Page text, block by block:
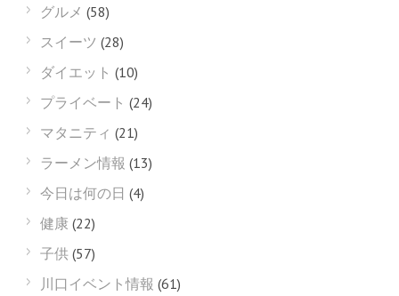
グルメ (58)
スイーツ (28)
ダイエット (10)
プライベート (24)
マタニティ (21)
ラーメン情報 (13)
今日は何の日 (4)
健康 (22)
子供 (57)
川口イベント情報 (61)